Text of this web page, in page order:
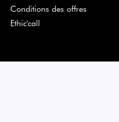
Conditions des offres
Ethic'call